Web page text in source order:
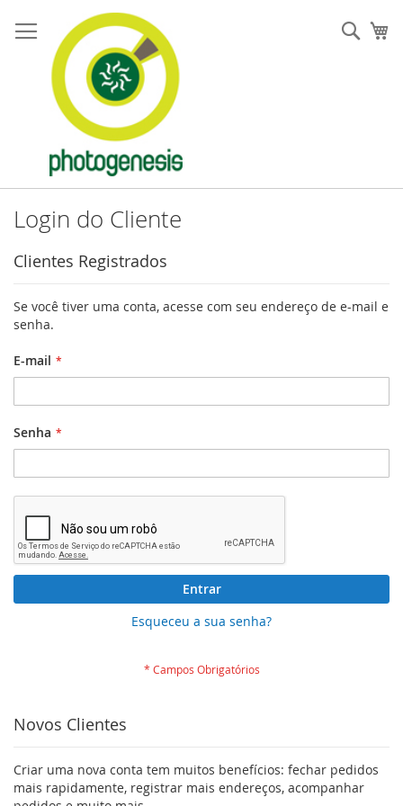
para
o
conteúdo
Login do Cliente
Clientes Registrados
Se você tiver uma conta, acesse com seu endereço de e-mail e
senha.
E-mail
Senha
Entrar
Esqueceu a sua senha?
Novos Clientes
Criar uma nova conta tem muitos benefícios: fechar pedidos
mais rapidamente, registrar mais endereços, acompanhar